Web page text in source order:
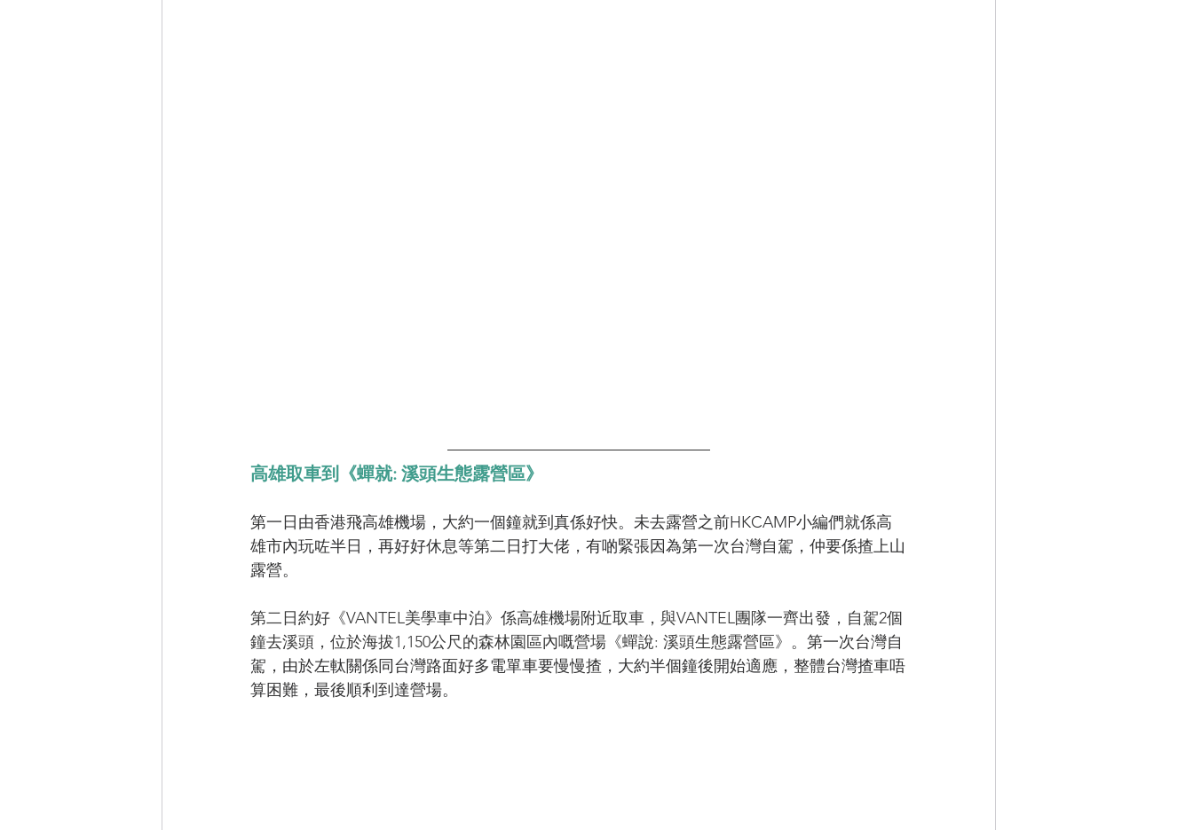
高雄取車到《蟬就: 溪頭生態露營區》
第一日由香港飛高雄機場，大約一個鐘就到真係好快。未去露營之前HKCAMP小編們就係高
雄市內玩咗半日，再好好休息等第二日打大佬，有啲緊張因為第一次台灣自駕，仲要係揸上山
露營。
第二日約好《VANTEL美學車中泊》係高雄機場附近取車，與VANTEL團隊一齊出發，自駕2個
鐘去溪頭，位於海拔1,150公尺的森林園區內嘅營場《蟬說: 溪頭生態露營區》。 第一次台灣自
駕，由於左軚關係同台灣路面好多電單車要慢慢揸，大約半個鐘後開始適應，整體台灣揸車唔
算困難，最後順利到達營場。